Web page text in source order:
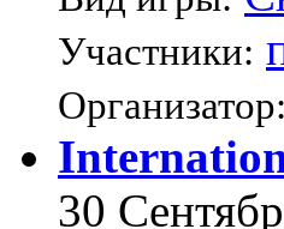
Участники:
Организатор:
30